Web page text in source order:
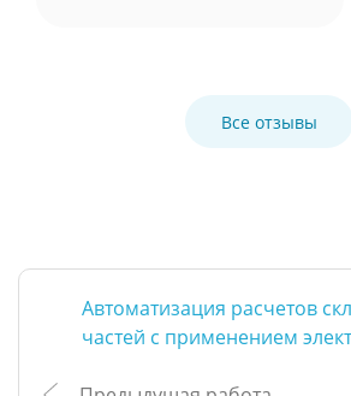
Все отзывы
Автоматизация расчетов
частей с применением